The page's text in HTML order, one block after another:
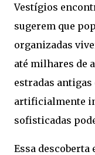
Vestígios
sugerem que
organizadas
até milhares de
estradas
artificialmente
sofisticadas
Essa